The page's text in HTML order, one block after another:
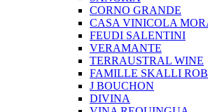
CORNO GRANDE
CASA VINICOLA
FEUDI SALENTINI
VERAMANTE
TERRAUSTRAL WINE
FAMILLE SKALLI
J BOUCHON
DIVINA